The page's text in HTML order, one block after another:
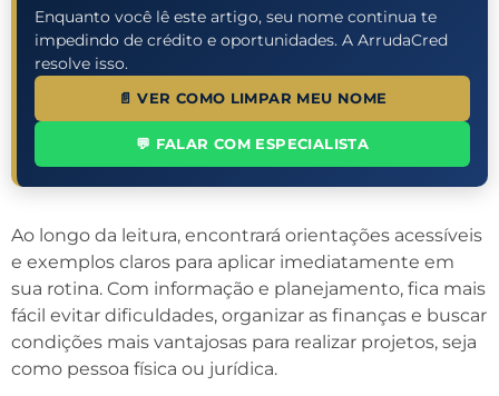
Enquanto você lê este artigo, seu nome continua te
impedindo de crédito e oportunidades. A ArrudaCred
resolve isso.
📄 VER COMO LIMPAR MEU NOME
💬 FALAR COM ESPECIALISTA
Ao longo da leitura, encontrará orientações acessíveis
e exemplos claros para aplicar imediatamente em
sua rotina. Com informação e planejamento, fica mais
fácil evitar dificuldades, organizar as finanças e buscar
condições mais vantajosas para realizar projetos, seja
como pessoa física ou jurídica.